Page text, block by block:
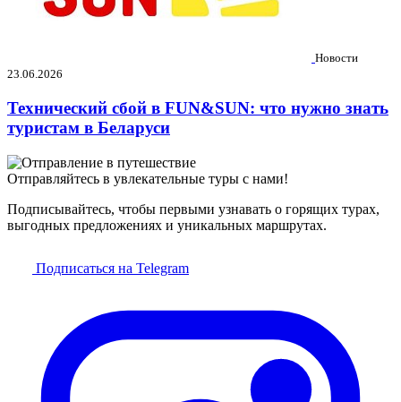
Новости
23.06.2026
Технический сбой в FUN&SUN: что нужно знать
туристам в Беларуси
Отправляйтесь в увлекательные туры с нами!
Подписывайтесь, чтобы первыми узнавать о горящих турах,
выгодных предложениях и уникальных маршрутах.
Подписаться на Telegram